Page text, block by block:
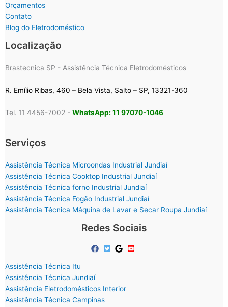
Orçamentos
Contato
Blog do Eletrodoméstico
Localização
Brastecnica SP - Assistência Técnica Eletrodomésticos
R. Emílio Ribas, 460 – Bela Vista, Salto – SP, 13321-360
Tel. 11 4456-7002 - WhatsApp: 11 97070-1046
Serviços
Assistência Técnica Microondas Industrial Jundiaí
Assistência Técnica Cooktop Industrial Jundiaí
Assistência Técnica forno Industrial Jundiaí
Assistência Técnica Fogão Industrial Jundiaí
Assistência Técnica Máquina de Lavar e Secar Roupa Jundiaí
Redes Sociais
Assistência Técnica Itu
Assistência Técnica Jundiaí
Assistência Eletrodomésticos Interior
Assistência Técnica Campinas